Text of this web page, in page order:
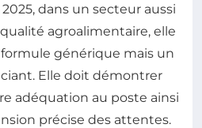
dans un secteur aussi
agroalimentaire, elle
générique mais un
Elle doit démontrer
adéquation au poste ainsi
précise des attentes.